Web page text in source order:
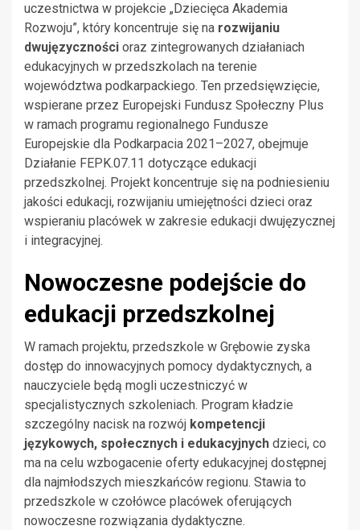
uczestnictwa w projekcie „Dziecięca Akademia
Rozwoju”, który koncentruje się na rozwijaniu
dwujęzyczności oraz zintegrowanych działaniach
edukacyjnych w przedszkolach na terenie
województwa podkarpackiego. Ten przedsięwzięcie,
wspierane przez Europejski Fundusz Społeczny Plus
w ramach programu regionalnego Fundusze
Europejskie dla Podkarpacia 2021–2027, obejmuje
Działanie FEPK.07.11 dotyczące edukacji
przedszkolnej. Projekt koncentruje się na podniesieniu
jakości edukacji, rozwijaniu umiejętności dzieci oraz
wspieraniu placówek w zakresie edukacji dwujęzycznej
i integracyjnej.
Nowoczesne podejście do
edukacji przedszkolnej
W ramach projektu, przedszkole w Grębowie zyska
dostęp do innowacyjnych pomocy dydaktycznych, a
nauczyciele będą mogli uczestniczyć w
specjalistycznych szkoleniach. Program kładzie
szczególny nacisk na rozwój kompetencji
językowych, społecznych i edukacyjnych dzieci, co
ma na celu wzbogacenie oferty edukacyjnej dostępnej
dla najmłodszych mieszkańców regionu. Stawia to
przedszkole w czołówce placówek oferujących
nowoczesne rozwiązania dydaktyczne.